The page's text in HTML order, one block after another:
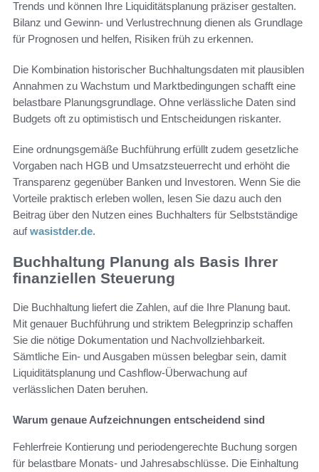
Trends und können Ihre Liquiditätsplanung präziser gestalten.
Bilanz und Gewinn- und Verlustrechnung dienen als Grundlage
für Prognosen und helfen, Risiken früh zu erkennen.
Die Kombination historischer Buchhaltungsdaten mit plausiblen
Annahmen zu Wachstum und Marktbedingungen schafft eine
belastbare Planungsgrundlage. Ohne verlässliche Daten sind
Budgets oft zu optimistisch und Entscheidungen riskanter.
Eine ordnungsgemäße Buchführung erfüllt zudem gesetzliche
Vorgaben nach HGB und Umsatzsteuerrecht und erhöht die
Transparenz gegenüber Banken und Investoren. Wenn Sie die
Vorteile praktisch erleben wollen, lesen Sie dazu auch den
Beitrag über den Nutzen eines Buchhalters für Selbstständige
aufwasistder.de.
Buchhaltung Planung als Basis Ihrer
finanziellen Steuerung
Die Buchhaltung liefert die Zahlen, auf die Ihre Planung baut.
Mit genauer Buchführung und striktem Belegprinzip schaffen
Sie die nötige Dokumentation und Nachvollziehbarkeit.
Sämtliche Ein- und Ausgaben müssen belegbar sein, damit
Liquiditätsplanung und Cashflow-Überwachung auf
verlässlichen Daten beruhen.
Warum genaue Aufzeichnungen entscheidend sind
Fehlerfreie Kontierung und periodengerechte Buchung sorgen
für belastbare Monats- und Jahresabschlüsse. Die Einhaltung